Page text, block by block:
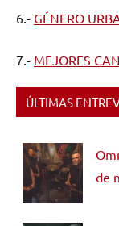
6.- GÉNERO
7.- MEJORES
ÚLTIMAS
de